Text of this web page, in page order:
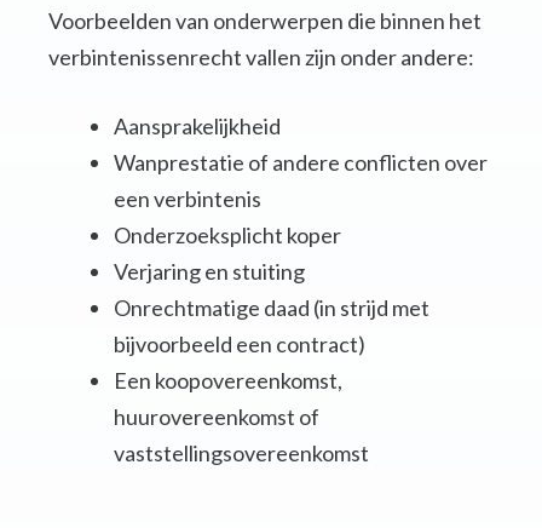
Voorbeelden van onderwerpen die binnen het
verbintenissenrecht vallen zijn onder andere:
Aansprakelijkheid
Wanprestatie of andere conflicten over
een verbintenis
Onderzoeksplicht koper
Verjaring en stuiting
Onrechtmatige daad (in strijd met
bijvoorbeeld een contract)
Een koopovereenkomst,
huurovereenkomst of
vaststellingsovereenkomst